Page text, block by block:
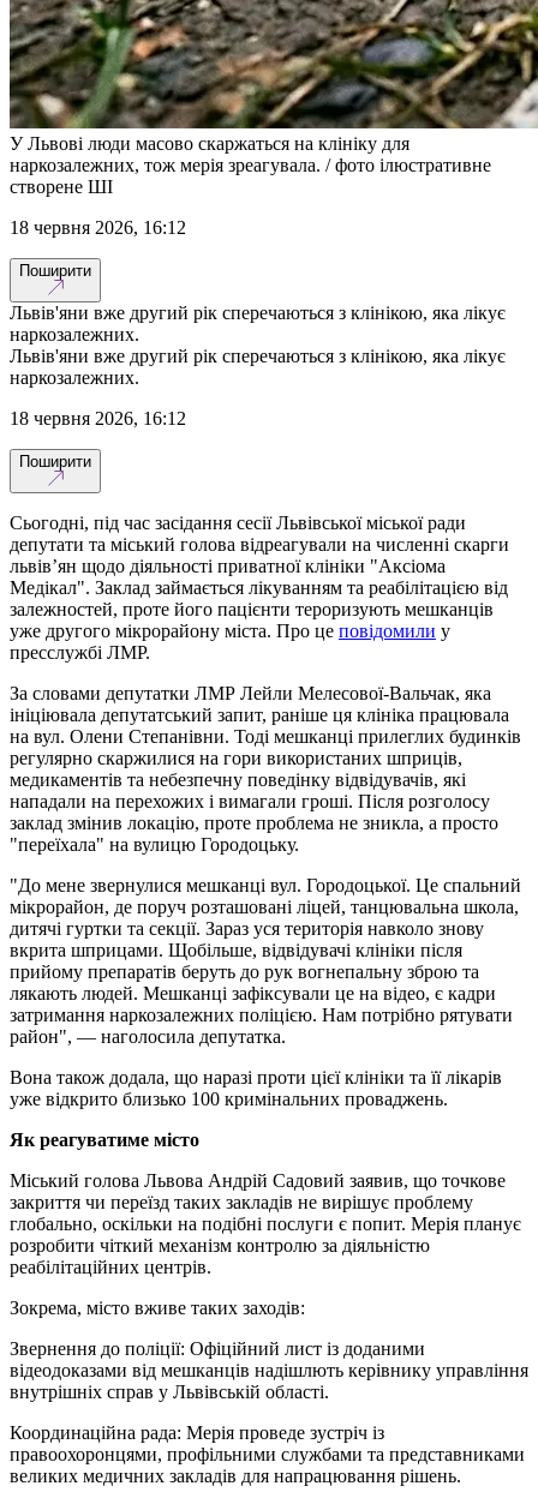
У Львові люди масово скаржаться на клініку для
наркозалежних, тож мерія зреагувала. / фото ілюстративне
створене ШІ
18 червня 2026, 16:12
Поширити
Львів'яни вже другий рік сперечаються з клінікою, яка лікує
наркозалежних.
Львів'яни вже другий рік сперечаються з клінікою, яка лікує
наркозалежних.
18 червня 2026, 16:12
Поширити
Сьогодні, під час засідання сесії Львівської міської ради
депутати та міський голова відреагували на численні скарги
львів’ян щодо діяльності приватної клініки "Аксіома
Медікал". Заклад займається лікуванням та реабілітацією від
залежностей, проте його пацієнти тероризують мешканців
уже другого мікрорайону міста. Про це повідомили у
пресслужбі ЛМР.
За словами депутатки ЛМР Лейли Мелесової-Вальчак, яка
ініціювала депутатський запит, раніше ця клініка працювала
на вул. Олени Степанівни. Тоді мешканці прилеглих будинків
регулярно скаржилися на гори використаних шприців,
медикаментів та небезпечну поведінку відвідувачів, які
нападали на перехожих і вимагали гроші. Після розголосу
заклад змінив локацію, проте проблема не зникла, а просто
"переїхала" на вулицю Городоцьку.
"До мене звернулися мешканці вул. Городоцької. Це спальний
мікрорайон, де поруч розташовані ліцей, танцювальна школа,
дитячі гуртки та секції. Зараз уся територія навколо знову
вкрита шприцами. Щобільше, відвідувачі клініки після
прийому препаратів беруть до рук вогнепальну зброю та
лякають людей. Мешканці зафіксували це на відео, є кадри
затримання наркозалежних поліцією. Нам потрібно рятувати
район", — наголосила депутатка.
Вона також додала, що наразі проти цієї клініки та її лікарів
уже відкрито близько 100 кримінальних проваджень.
Як реагуватиме місто
Міський голова Львова Андрій Садовий заявив, що точкове
закриття чи переїзд таких закладів не вирішує проблему
глобально, оскільки на подібні послуги є попит. Мерія планує
розробити чіткий механізм контролю за діяльністю
реабілітаційних центрів.
Зокрема, місто вживе таких заходів:
Звернення до поліції: Офіційний лист із доданими
відеодоказами від мешканців надішлють керівнику управління
внутрішніх справ у Львівській області.
Координаційна рада: Мерія проведе зустріч із
правоохоронцями, профільними службами та представниками
великих медичних закладів для напрацювання рішень.